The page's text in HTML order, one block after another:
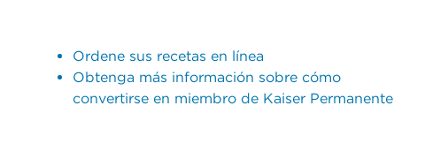
Ordene sus recetas en línea
Obtenga más información sobre cómo
convertirse en miembro de Kaiser Permanente